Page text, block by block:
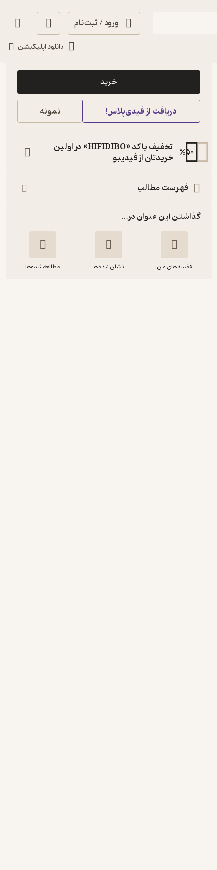
ورود / ثبت‌نام
دانلود اپلیکیشن
95,000
خرید
دریافت از فیدی‌پلاس! نمونه
%50
تخفیف با کد «HIFIDIBO» در اولین
خریدتان از فیدیبو
فهرست مطالب
گذاشتن این عنوان در...
قفسه‌های من نشان‌شده‌ها مطالعه‌شده‌ها